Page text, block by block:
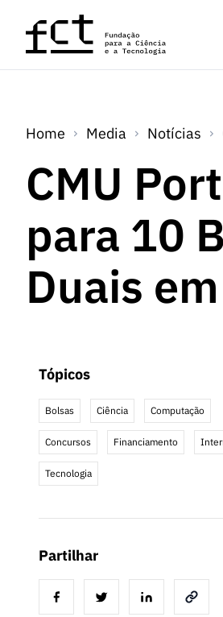
Saltar para o conteúdo principal
Home Media Notícias
CMU
para 10
Duais
Tópicos
Bolsas Ciência Computação
Concursos Financiamento
Tecnologia
Partilhar